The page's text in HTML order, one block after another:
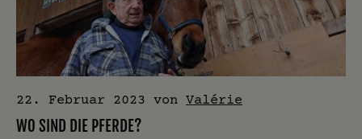
22. Februar 2023 von Valérie
WO SIND DIE PFERDE?